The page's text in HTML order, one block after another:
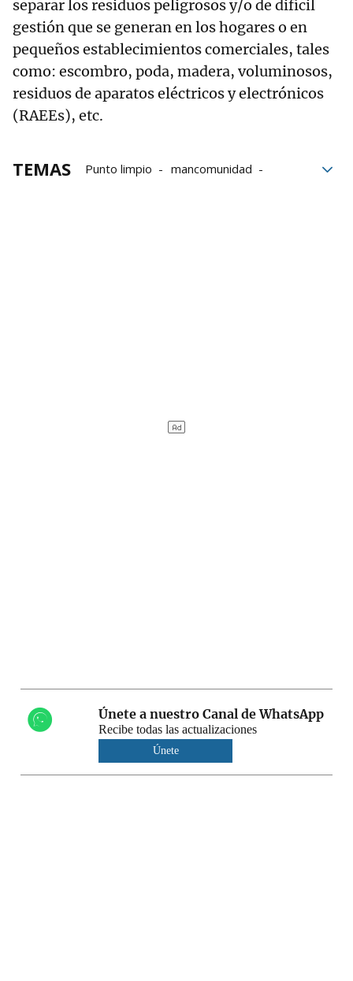
separar los residuos peligrosos y/o de difícil
gestión que se generan en los hogares o en
pequeños establecimientos comerciales, tales
como: escombro, poda, madera, voluminosos,
residuos de aparatos eléctricos y electrónicos
(RAEEs), etc.
TEMAS Punto limpio
mancomunidad
Únete a nuestro Canal de WhatsApp
Recibe todas las actualizaciones
Únete